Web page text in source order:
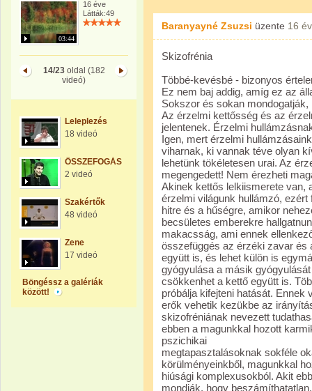
03:44
16 éve
Látták:49
14/23oldal (182
videó)
Leleplezés
18 videó
ÖSSZEFOGÁS
2 videó
Szakértők
48 videó
Zene
17 videó
Böngéssz a galériák
között!
Baranyayné Zsuzsi üzente 16
Skizofrénia
Többé-kevésbé - bizonyos
Ez nem baj addig, amíg ez az
Sokszor és sokan
Az érzelmi kettősség és az
jelentenek. Érzelmi
Igen, mert érzelmi
viharnak, ki vannak téve olyan
lehetünk tökéletesen urai. Az
megengedett! Nem érezheti
Akinek kettős lelkiismerete van,
érzelmi világunk hullámzó,
hitre és a hűségre, amikor
becsületes emberekre
makacsság, ami ennek
összefüggés az érzéki zavar és
együtt is, és lehet külön is
gyógyulása a másik
csökkenhet a kettő együtt is.
próbálja kifejteni hatását.
erők vehetik kezükbe az
skizofréniának nevezett
ebben a magunkkal hozott
pszichikai
megtapasztalásoknak sokféle
körülményeinkből, magunkkal
hiúsági komplexusokból. Akit
mondják, hogy